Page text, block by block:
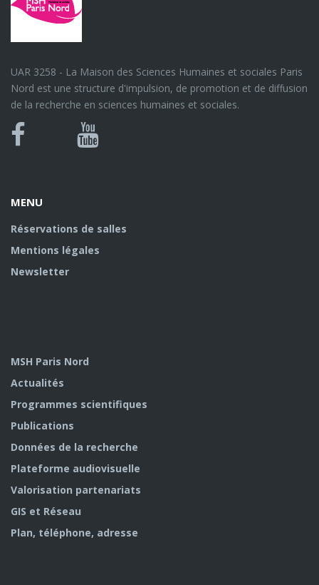
UAR 3258 - La Maison des Sciences Humaines et sociales Paris
Nord est une structure d'impulsion, de promotion et de diffusion
de la recherche en sciences humaines et sociales.
Bluesky
Canal
MENU
Réservations de salles
Mentions légales
Newsletter
MSH Paris Nord
Actualités
Programmes scientifiques
Publications
Données de la recherche
Plateforme audiovisuelle
Valorisation partenariats
GIS et Réseau
Plan, téléphone, adresse